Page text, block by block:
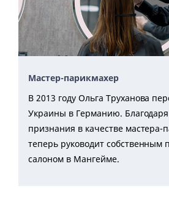
Мастер-парикмахер
В 2013 году Ольга Труханова
Украины в Германию.
признания в качестве мастера-
теперь руководит собственным
салоном в Мангейме.